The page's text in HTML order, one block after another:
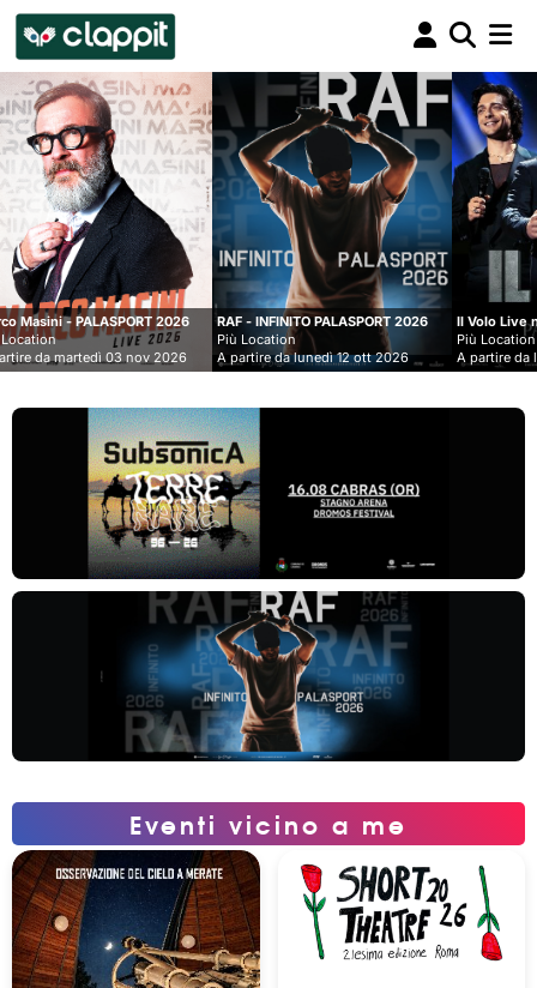
Clappit
biglietteria
2026
03 nov 2026
RAF - INFINITO PALASPORT 2026
Più Location
A partire da lunedì 12 ott 2026
Il Volo Live nei Palasport
Più Location
A partire da lunedì 07 dic
Eventi vicino a me